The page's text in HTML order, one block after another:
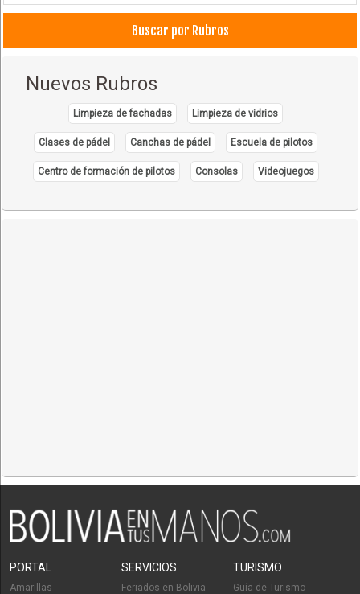
Buscar por Rubros
Nuevos Rubros
Limpieza de fachadas Limpieza de vidrios
Clases de pádel Canchas de pádel Escuela de pilotos
Centro de formación de pilotos Consolas Videojuegos
PORTAL
Amarillas
SERVICIOS
Feriados en Bolivia
TURISMO
Guía de Turismo